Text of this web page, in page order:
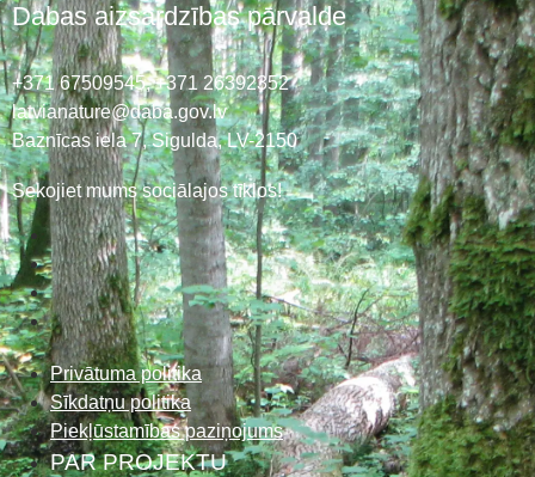
Dabas aizsardzības pārvalde
+371 67509545,+371 26392352
latvianature@daba.gov.lv
Baznīcas iela 7, Sigulda, LV-2150
Sekojiet mums sociālajos tīklos!
Privātuma politika
Sīkdatņu politika
Piekļūstamības paziņojums
PAR PROJEKTU